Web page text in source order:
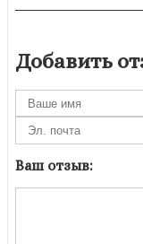
Добавить
Ваш отзыв: